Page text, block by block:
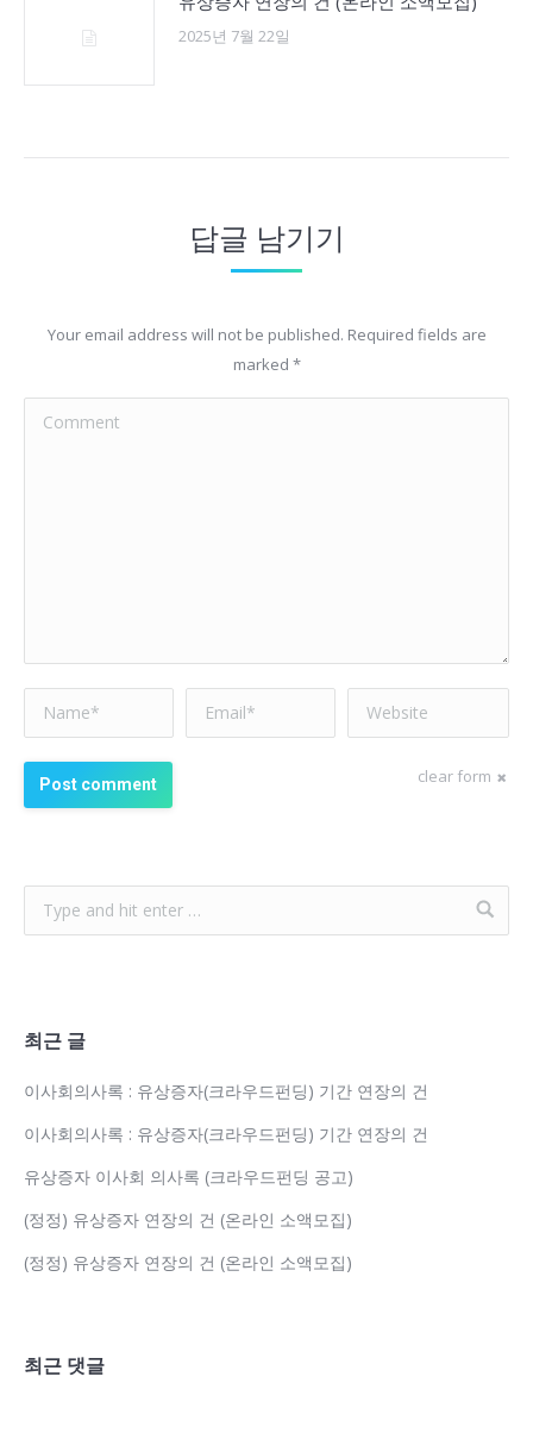
2025년 7월 22일
답글 남기기
Your email address will not be published. Required fields are
marked *
Comment
Name * Email * Website
clear form
Post comment
최근 글
이사회의사록 : 유상증자(크라우드펀딩) 기간 연장의 건
이사회의사록 : 유상증자(크라우드펀딩) 기간 연장의 건
유상증자 이사회 의사록 (크라우드펀딩 공고)
(정정) 유상증자 연장의 건 (온라인 소액모집)
(정정) 유상증자 연장의 건 (온라인 소액모집)
최근 댓글